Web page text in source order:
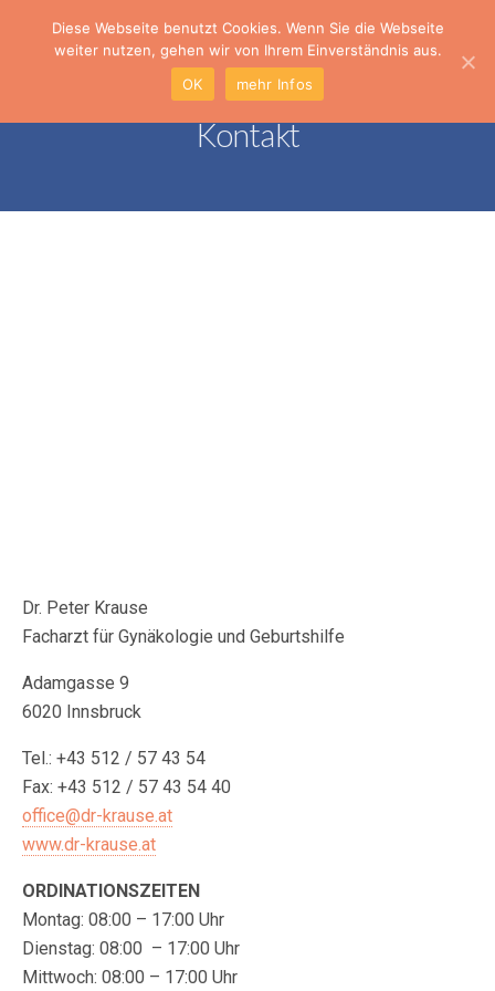
Kontakt
Dr. Peter Krause
Facharzt für Gynäkologie und Geburtshilfe
Adamgasse 9
6020 Innsbruck
Tel.: +43 512 / 57 43 54
Fax: +43 512 / 57 43 54 40
office@dr-krause.at
www.dr-krause.at
ORDINATIONSZEITEN
Montag: 08:00 – 17:00 Uhr
Dienstag: 08:00 – 17:00 Uhr
Mittwoch: 08:00 – 17:00 Uhr
Diese Webseite benutzt Cookies. Wenn Sie die Webseite
weiter nutzen, gehen wir von Ihrem Einverständnis aus.
OK
mehr Infos